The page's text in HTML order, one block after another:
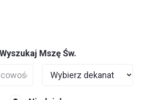
Wyszukaj Mszę Św.